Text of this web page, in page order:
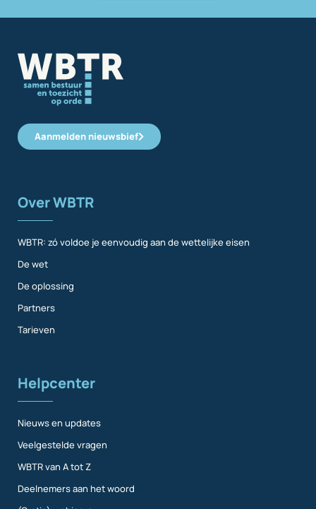
Aanmelden nieuwsbief
Over WBTR
WBTR: zó voldoe je eenvoudig aan de wettelijke eisen
De wet
De oplossing
Partners
Tarieven
Helpcenter
Nieuws en updates
Veelgestelde vragen
WBTR van A tot Z
Deelnemers aan het woord